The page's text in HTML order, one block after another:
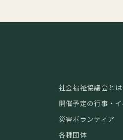
社会福祉協議会とは
開催予定の行事・
災害ボランティア
各種団体